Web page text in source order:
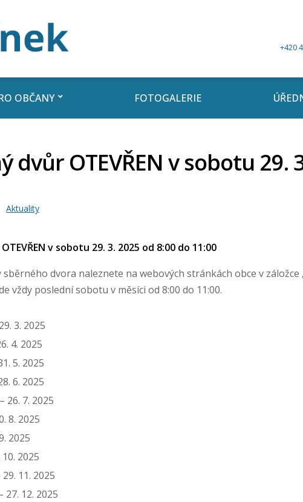
+420
OBČANY FOTOGALERIE
dvůr OTEVŘEN v sobotu 29.
Aktuality
v sobotu 29. 3. 2025 od 8:00 do 11:00
sběrného dvora naleznete na webových stránkách obce v záložce
vždy poslední sobotu v měsíci od 8:00 do 11:00.
3. 2025
4. 2025
5. 2025
6. 2025
26. 7. 2025
8. 2025
2025
2025
11. 2025
27. 12. 2025